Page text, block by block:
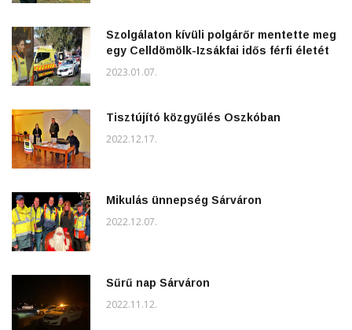
Szolgálaton kívüli polgárőr mentette meg
egy Celldömölk-Izsákfai idős férfi életét
2023.01.07.
Tisztújító közgyűlés Oszkóban
2022.12.17.
Mikulás ünnepség Sárváron
2022.12.07.
Sűrű nap Sárváron
2022.11.12.